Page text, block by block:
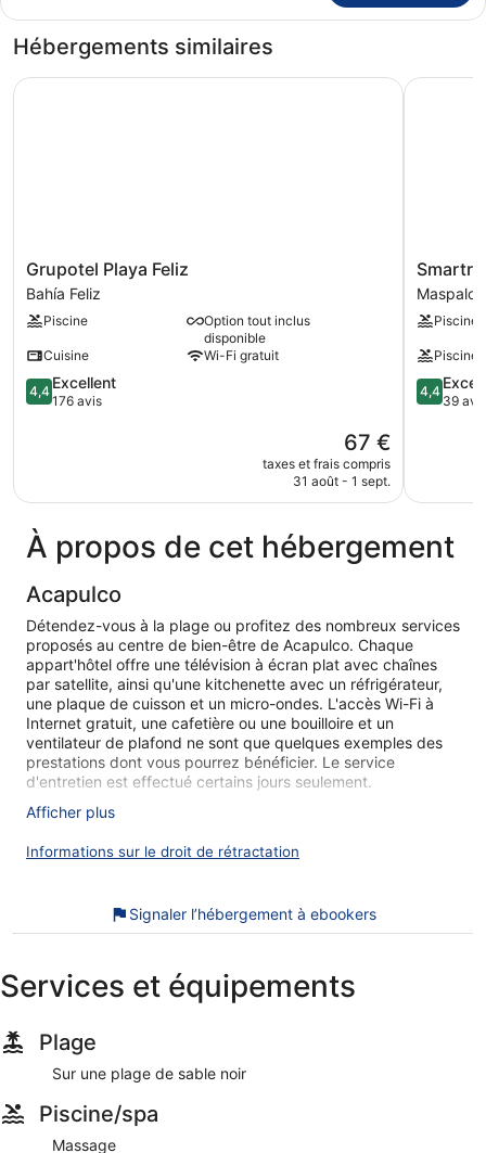
le
de
Chambre
Hébergements similaires
Grupotel
Playa
Feliz
Bahía
Grupotel Playa Feliz
Bahía Feliz
Piscine
Option tout inclus
disponible
Cuisine
Wi-Fi gratuit
4.4
sur
4,4 Excellent
176 avis
Le
nouveau
prix
67 €
taxes et frais compris
31 août - 1 sept.
Grupotel Playa Feliz
Smartr
Corinto
Smartr
Piscine
Piscine
4.4
sur
4,4
39 avis
Smartr
À propos de cet hébergement
Acapulco
Détendez-vous à la plage ou profitez des nombreux services
proposés au centre de bien-être de Acapulco. Chaque
appart'hôtel offre une télévision à écran plat avec chaînes
par satellite, ainsi qu'une kitchenette avec un réfrigérateur,
une plaque de cuisson et un micro-ondes. L'accès Wi-Fi à
Internet gratuit, une cafetière ou une bouilloire et un
ventilateur de plafond ne sont que quelques exemples des
prestations dont vous pourrez bénéficier. Le service
d'entretien est effectué certains jours seulement.
Acapulco possède 48 chambres comprenant une cafetière
appart'hôtel 3 étoiles, les chambres possèdent une
ustensiles. Les salles de bain possèdent une baignoire ou
une douche.
gratuit à Internet par Wi-Fi. Une télévision à écran plat 37
pouces donne accès aux chaînes par satellite. Un service de
Cet appart'hôtel propose une piscine extérieure.
Les activités de loisir répertoriées ci-dessous sont
accessibles directement sur place ou à proximité. Ces
activités peuvent faire l'objet de frais supplémentaires.
Afficher plus
Informations sur le droit de rétractation
Signaler l’hébergement à ebookers
Services et équipements
Plage
Sur une plage de sable noir
Piscine/spa
Massage